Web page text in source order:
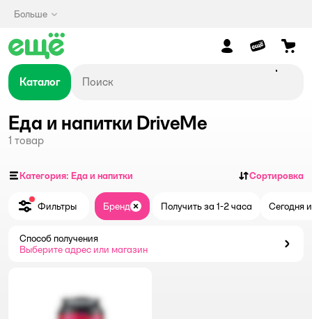
Больше
Каталог
Еда и напитки DriveMe
1 товар
Категория: Еда и напитки Сортировка
Фильтры Бренд ЗакрытьПолучить за 1-2 часа Сегодня
Способ получения
Выберите адрес или магазин